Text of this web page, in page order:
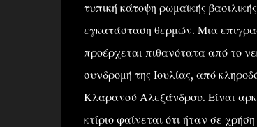
τυπική κάτοψη ρωμαϊκής
εγκατάσταση θερμών. Μια
προέρχεται πιθανότατα από το
συνδρομή της Ιουλίας, από
Κλαρανού Αλεξάνδρου. Είναι
κτίριο φαίνεται ότι ήταν σε